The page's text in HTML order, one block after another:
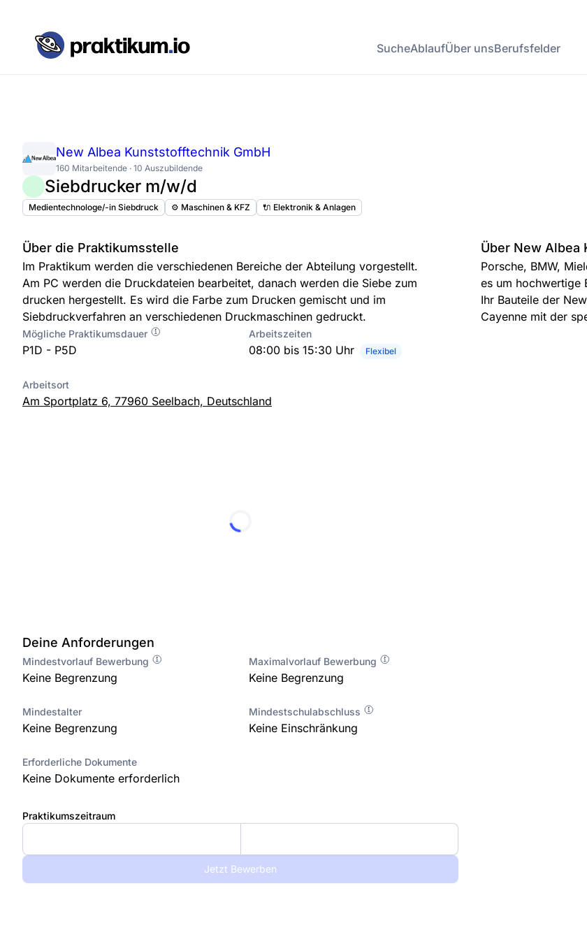
SucheAblaufÜber unsBerufsfelder
New Albea Kunststofftechnik GmbH
160 Mitarbeitende · 10 Auszubildende
Siebdrucker m/w/d
Medientechnologe/-in Siebdruck ⚙️ Maschinen & KFZ 🔌 Elektronik & Anlagen
Über die Praktikumsstelle
Im Praktikum werden die verschiedenen Bereiche der Abteilung vorgestellt.
Am PC werden die Druckdateien bearbeitet, danach werden die Siebe zum
drucken hergestellt. Es wird die Farbe zum Drucken gemischt und im
Siebdruckverfahren an verschiedenen Druckmaschinen gedruckt.
Mögliche Praktikumsdauer
P1D - P5D
Arbeitszeiten
08:00 bis 15:30 Uhr Flexibel
Arbeitsort
Am Sportplatz 6, 77960 Seelbach, Deutschland
Deine Anforderungen
Mindestvorlauf Bewerbung
Keine Begrenzung
Maximalvorlauf Bewerbung
Keine Begrenzung
Mindestalter
Keine Begrenzung
Mindestschulabschluss
Keine Einschränkung
Erforderliche Dokumente
Keine Dokumente erforderlich
Über New Albea
Porsche, BMW,
es um hochwertige
Ihr Bauteile der
Cayenne mit der
Praktikumszeitraum
Jetzt Bewerben